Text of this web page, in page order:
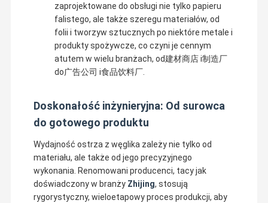
zaprojektowane do obsługi nie tylko papieru
falistego, ale także szeregu materiałów, od
folii i tworzyw sztucznych po niektóre metale i
produkty spożywcze, co czyni je cennym
atutem w wielu branżach, od建材商店 i制造厂
do广告公司 i食品饮料厂.
Doskonałość inżynieryjna: Od surowca
do gotowego produktu
Wydajność ostrza z węglika zależy nie tylko od
materiału, ale także od jego precyzyjnego
wykonania. Renomowani producenci, tacy jak
doświadczony w branży Zhijing, stosują
rygorystyczny, wieloetapowy proces produkcji, aby